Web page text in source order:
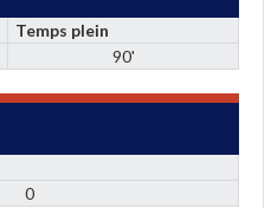
Temps plein
90'
0